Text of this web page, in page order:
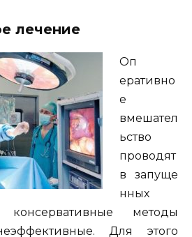
лечение
Оп
еративно
е
вмешател
ьство
проводят
в запуще
нных
консервативные методы
Для этого